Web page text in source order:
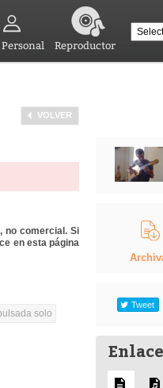
Reproductor
VOLVER
no comercial. Si
en esta página
solo
Tweet